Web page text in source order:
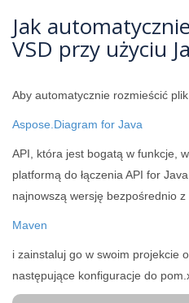
Jak
VSD przy użyciu
Aby automatycznie rozmieścić
Aspose.Diagram for Java
API, która jest bogatą w funkcje,
platformą do łączenia API for
najnowszą wersję bezpośrednio z
Maven
i zainstaluj go w swoim projekcie
następujące konfiguracje do